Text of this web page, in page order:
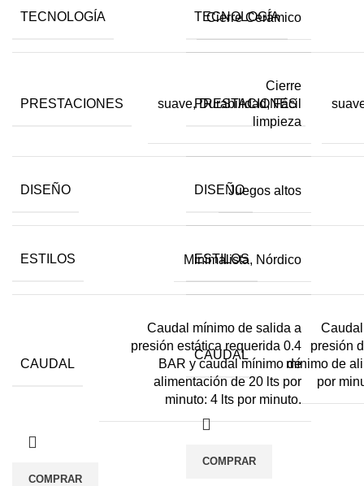
TECNOLOGÍA Cierre Cerámico
PRESTACIONES
Cierre
suave, Durabilidad, Fácil
limpieza
DISEÑO Juegos altos
ESTILOS Minimalista, Nórdico
CAUDAL
Caudal mínimo de salida a
presión estática requerida 0.4
BAR y caudal mínimo de
alimentación de 20 lts por
minuto: 4 lts por minuto.
COMPRAR
TECNOLOGÍA
PRESTACIONES
DISEÑO
ESTILOS
CAUDAL
presión
mínimo de
por
COMPRAR